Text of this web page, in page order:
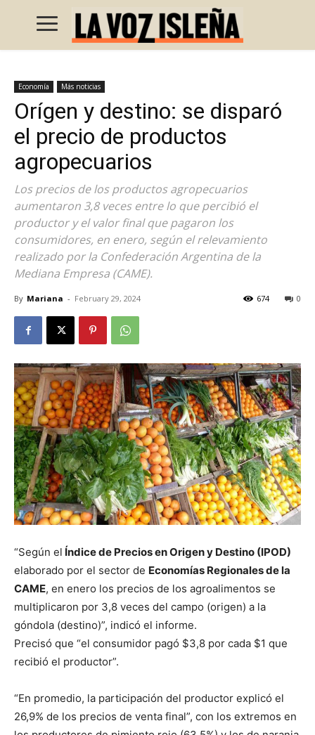
Economía Más noticias
Orígen y destino: se disparó
el precio de productos
agropecuarios
Los precios de los productos agropecuarios
aumentaron 3,8 veces entre lo que percibió el
productor y el valor final que pagaron los
consumidores, en enero, según el relevamiento
realizado por la Confederación Argentina de la
Mediana Empresa (CAME).
By Mariana - February 29, 2024 0
674
“Según el Índice de Precios en Origen y Destino (IPOD)
elaborado por el sector de Economías Regionales de la
CAME, en enero los precios de los agroalimentos se
multiplicaron por 3,8 veces del campo (origen) a la
góndola (destino)”, indicó el informe.
Precisó que “el consumidor pagó $3,8 por cada $1 que
recibió el productor”.
“En promedio, la participación del productor explicó el
26,9% de los precios de venta final”, con los extremos en